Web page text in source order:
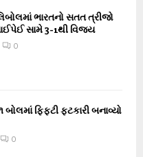
ભારતનો સતત ત્રીજો
સામે 3-1થી વિજય
0
ફિફ્ટી ફટકારી બનાવ્યો
0